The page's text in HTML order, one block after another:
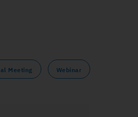
Meeting Webinar